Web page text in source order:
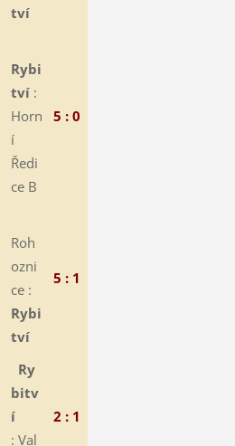
tví
Rybi
tví :
Horn
í
Ředi
ce B
5 : 0
Roh
ozni
ce :
Rybi
tví
5 : 1
Ry
bitv
í
: Val
2 : 1